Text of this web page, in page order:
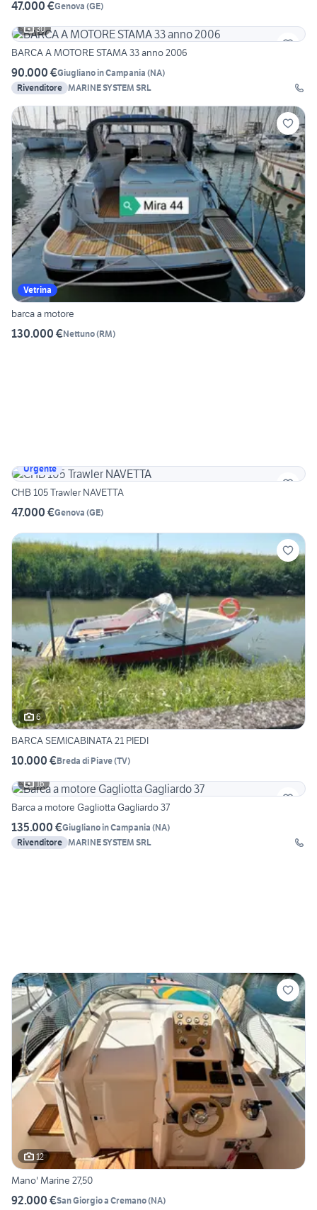
47.000 €Genova (GE)
30
BARCA A MOTORE STAMA 33 anno 2006
90.000 €Giugliano in Campania (NA)
Rivenditore MARINE SYSTEM SRL
Vetrina
barca a motore
130.000 €Nettuno(RM)
Urgente
CHB 105 Trawler NAVETTA
47.000 €Genova (GE)
6
BARCA SEMICABINATA 21 PIEDI
10.000 €Breda di Piave(TV)
16
Barca a motore Gagliotta Gagliardo 37
135.000 €Giugliano in Campania (NA)
Rivenditore MARINE SYSTEM SRL
12
Mano' Marine 27,50
92.000 €San Giorgio a Cremano(NA)